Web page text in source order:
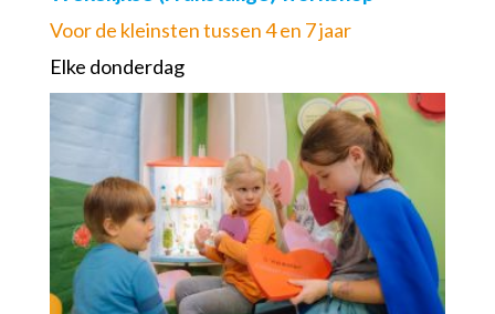
Voor de kleinsten tussen 4 en 7 jaar
Elke donderdag